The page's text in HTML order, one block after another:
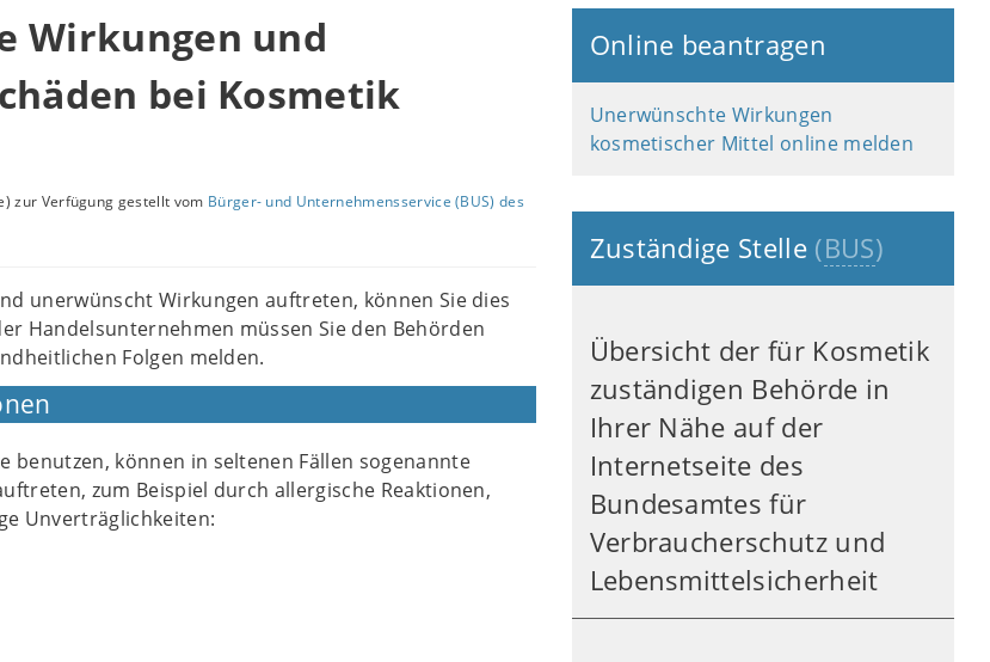
Wirkungen und
bei Kosmetik
zur Verfügung gestellt vom Bürger- und Unternehmensservice (BUS) des
unerwünscht Wirkungen auftreten, können Sie dies
Handelsunternehmen müssen Sie den Behörden
Folgen melden.
benutzen, können in seltenen Fällen sogenannte
zum Beispiel durch allergische Reaktionen,
Unverträglichkeiten:
Online beantragen
Unerwünschte Wirkungen
kosmetischer Mittel online melden
Zuständige Stelle (BUS)
Übersicht der für Kosmetik
zuständigen Behörde in
Ihrer Nähe auf der
Internetseite des
Bundesamtes für
Verbraucherschutz und
Lebensmittelsicherheit